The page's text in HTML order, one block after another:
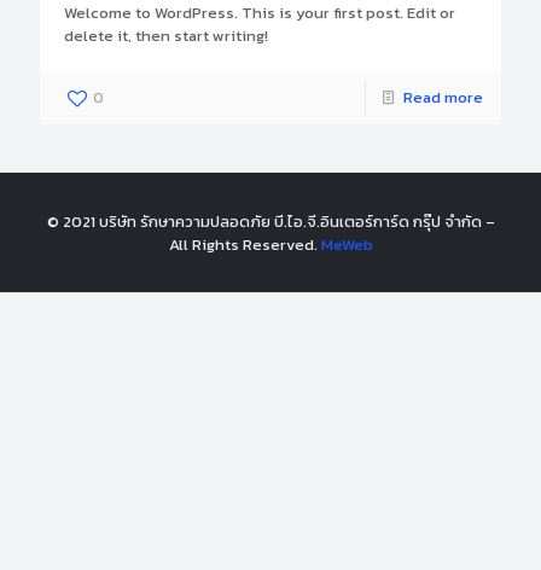
Welcome to WordPress. This is your first post. Edit or
delete it, then start writing!
0 Read more
© 2021 บริษัท รักษาความปลอดภัย บี.ไอ.จี.อินเตอร์การ์ด กรุ๊ป จำกัด –
All Rights Reserved.MeWeb